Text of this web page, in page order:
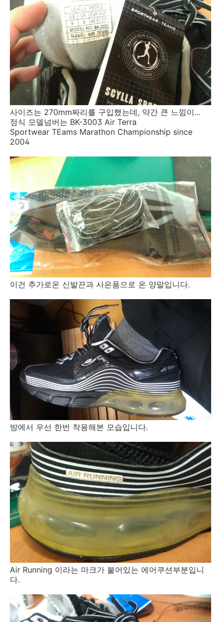
사이즈는 270mm짜리를 구입했는데, 약간 큰 느낌이...
정식 모델넘버는 BK-3003 Air Terra
Sportwear TEams Marathon Championship since
2004
이건 추가로온 신발끈과 사은품으로 온 양말입니다.
방에서 우선 한번 착용해본 모습입니다.
Air Running 이라는 마크가 붙어있는 에어쿠션부분입니
다.